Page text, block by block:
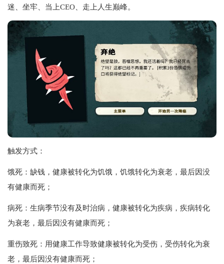
迷、坐牢、当上CEO、走上人生巅峰。
触发方式：
饿死：缺钱，健康被转化为饥饿，饥饿转化为衰老，最后因没
有健康而死；
病死：生病季节没有及时治病，健康被转化为疾病，疾病转化
为衰老，最后因没有健康而死；
重伤致死：用健康工作导致健康被转化为受伤，受伤转化为衰
老，最后因没有健康而死；